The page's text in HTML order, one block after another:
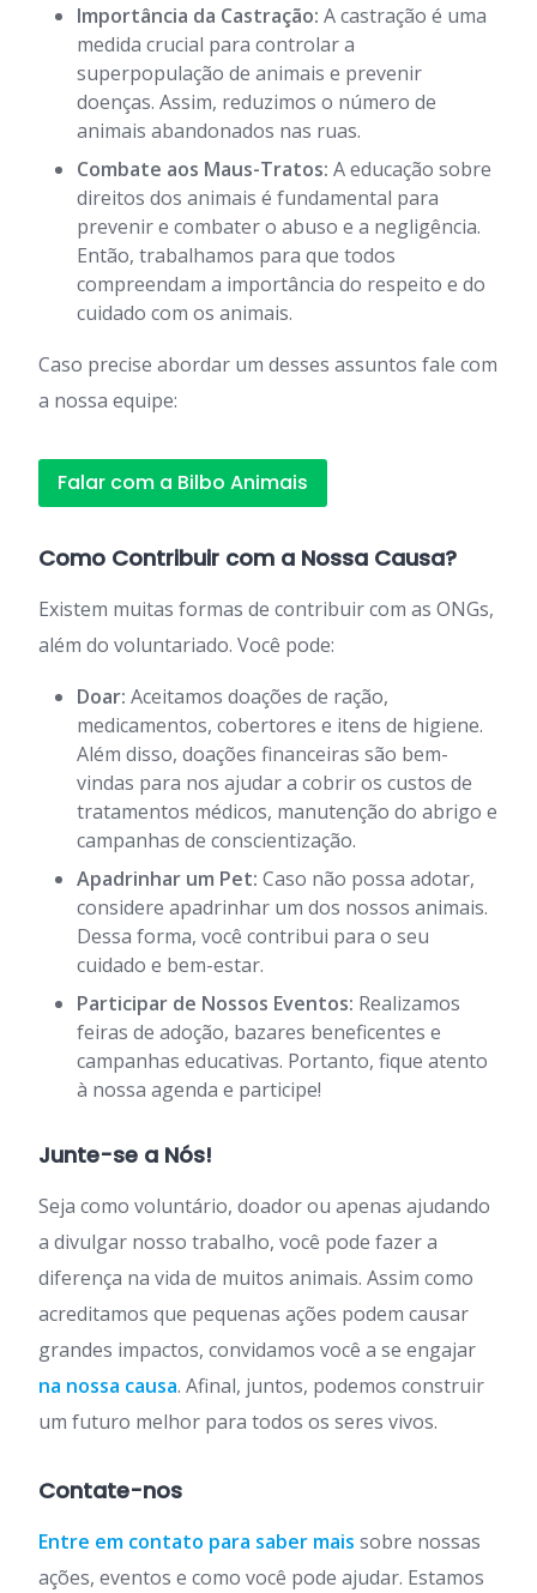
Importância da Castração: A castração é uma
medida crucial para controlar a
superpopulação de animais e prevenir
doenças. Assim, reduzimos o número de
animais abandonados nas ruas.
Combate aos Maus-Tratos: A educação sobre
direitos dos animais é fundamental para
prevenir e combater o abuso e a negligência.
Então, trabalhamos para que todos
compreendam a importância do respeito e do
cuidado com os animais.
Caso precise abordar um desses assuntos fale com
a nossa equipe:
Falar com a Bilbo Animais
Como Contribuir com a Nossa Causa?
Existem muitas formas de contribuir com as ONGs,
além do voluntariado. Você pode:
Doar: Aceitamos doações de ração,
medicamentos, cobertores e itens de higiene.
Além disso, doações financeiras são bem-
vindas para nos ajudar a cobrir os custos de
tratamentos médicos, manutenção do abrigo e
campanhas de conscientização.
Apadrinhar um Pet: Caso não possa adotar,
considere apadrinhar um dos nossos animais.
Dessa forma, você contribui para o seu
cuidado e bem-estar.
Participar de Nossos Eventos: Realizamos
feiras de adoção, bazares beneficentes e
campanhas educativas. Portanto, fique atento
à nossa agenda e participe!
Junte-se a Nós!
Seja como voluntário, doador ou apenas ajudando
a divulgar nosso trabalho, você pode fazer a
diferença na vida de muitos animais. Assim como
acreditamos que pequenas ações podem causar
grandes impactos, convidamos você a se engajar
na nossa causa. Afinal, juntos, podemos construir
um futuro melhor para todos os seres vivos.
Contate-nos
Entre em contato para saber mais sobre nossas
ações, eventos e como você pode ajudar. Estamos